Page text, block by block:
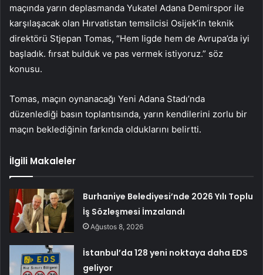
maçında yarın deplasmanda Yukatel Adana Demirspor ile
karşılaşacak olan Hırvatistan temsilcisi Osijek’in teknik
direktörü Stjepan Tomas, “Hem ligde hem de Avrupa’da iyi
başladık. fırsat bulduk ve pas vermek istiyoruz.” söz
konusu.
Tomas, maçın oynanacağı Yeni Adana Stadı’nda
düzenlediği basın toplantısında, yarın kendilerini zorlu bir
maçın beklediğinin farkında olduklarını belirtti.
İlgili Makaleler
Burhaniye Belediyesi’nde 2026 Yılı Toplu
İş Sözleşmesi İmzalandı
Ağustos 8, 2026
İstanbul’da 128 yeni noktaya daha EDS
geliyor